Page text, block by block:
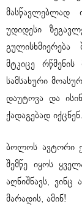
მასწავლებლად
უდიდესი
გულისხმიერება
მტკიცე
სამსახური
დაუტოვა და
ქადაგებად იქცნენ.
ბოლოს ავტორი
შემწე იყოს
აღნიშნავს, ვინც
მარადის, ამინ!